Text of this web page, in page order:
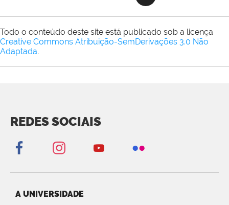
Todo o conteúdo deste site está publicado sob a licença
Creative Commons Atribuição-SemDerivações 3.0 Não
Adaptada.
REDES SOCIAIS
A UNIVERSIDADE